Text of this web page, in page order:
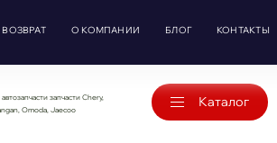
ВОЗВРАТ О КОМПАНИИ БЛОГ КОНТАКТЫ
запчасти Chery,
Omoda, Jaecoo
Каталог